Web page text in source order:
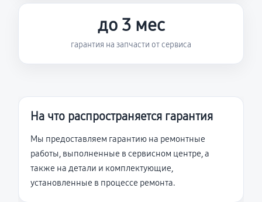
до 3 мес
гарантия на запчасти от сервиса
На что распространяется гарантия
Мы предоставляем гарантию на ремонтные
работы, выполненные в сервисном центре, а
также на детали и комплектующие,
установленные в процессе ремонта.